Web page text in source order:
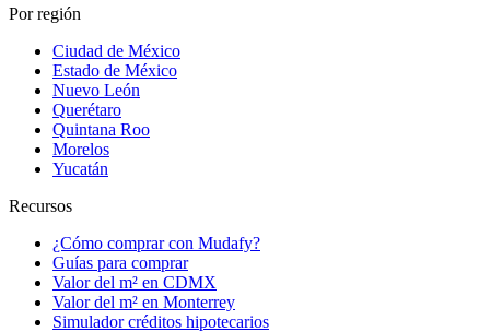
Por región
Ciudad de México
Estado de México
Nuevo León
Querétaro
Quintana Roo
Morelos
Yucatán
Recursos
¿Cómo comprar con Mudafy?
Guías para comprar
Valor del m² en CDMX
Valor del m² en Monterrey
Simulador créditos hipotecarios